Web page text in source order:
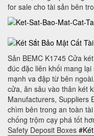
for sale cho tài sản bên
Sản BEMC K1745 Cửa
đúc đặc liên khối mang
mạnh va đập từ bên
cửa, ăn sâu vào thân két
Manufacturers, Suppliers
chìm bên trong an toàn
chống trộm cạy phá tốt
Safety Deposit Boxes